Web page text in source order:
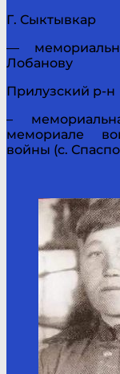
Г. Сыктывкар
—
Лобанову
Прилузский р-н
–
мемориале
войны (с.